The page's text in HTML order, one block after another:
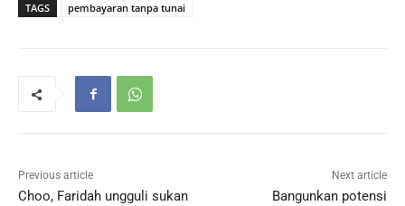
TAGS pembayaran tanpa tunai
Previous article
Choo, Faridah ungguli sukan
Next article
Bangunkan potensi